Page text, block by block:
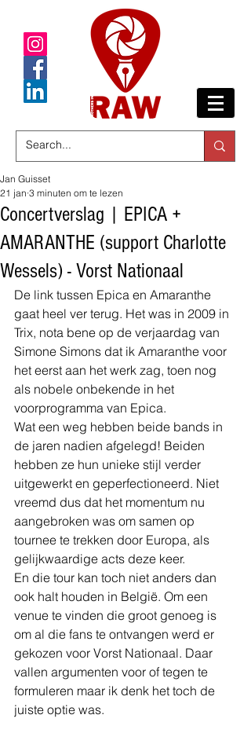
Concertverslag | EPICA +
AMARANTHE (support Charlotte
Wessels) - Vorst Nationaal
Jan Guisset
21 jan 3 minuten om te lezen
De link tussen Epica en Amaranthe
gaat heel ver terug. Het was in 2009 in
Trix, nota bene op de verjaardag van
Simone Simons dat ik Amaranthe voor
het eerst aan het werk zag, toen nog
als nobele onbekende in het
voorprogramma van Epica.
Wat een weg hebben beide bands in
de jaren nadien afgelegd! Beiden
hebben ze hun unieke stijl verder
uitgewerkt en geperfectioneerd. Niet
vreemd dus dat het momentum nu
aangebroken was om samen op
tournee te trekken door Europa, als
gelijkwaardige acts deze keer.
En die tour kan toch niet anders dan
ook halt houden in België. Om een
venue te vinden die groot genoeg is
om al die fans te ontvangen werd er
gekozen voor Vorst Nationaal. Daar
vallen argumenten voor of tegen te
formuleren maar ik denk het toch de
juiste optie was.